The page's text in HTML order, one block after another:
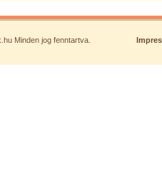
Minden jog fenntartva.